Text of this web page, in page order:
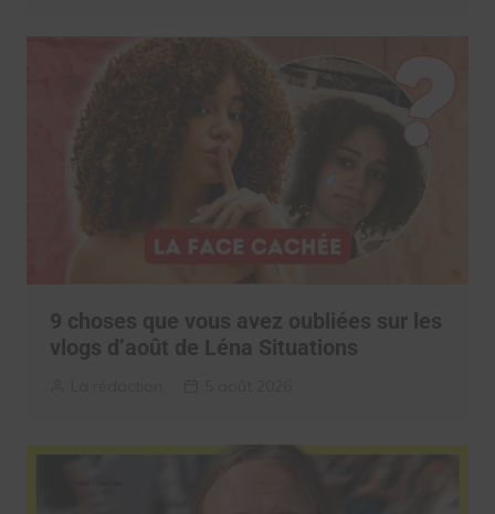
9 choses que vous avez oubliées sur les
vlogs d’août de Léna Situations